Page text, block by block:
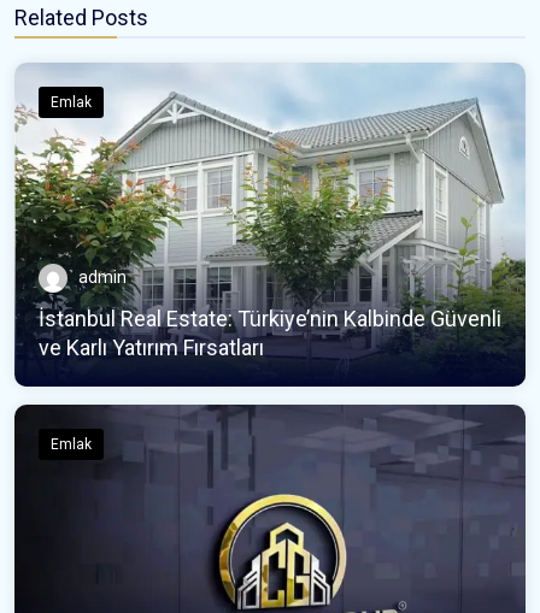
Related Posts
Emlak
admin
İstanbul Real Estate: Türkiye’nin Kalbinde Güvenli
ve Karlı Yatırım Fırsatları
Emlak